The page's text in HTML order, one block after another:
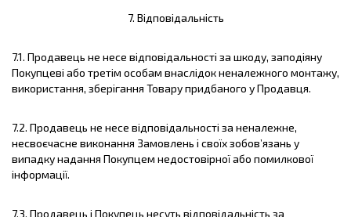
7. Відповідальність
7.1. Продавець не несе відповідальності за шкоду, заподіяну
Покупцеві або третім особам внаслідок неналежного монтажу,
використання, зберігання Товару придбаного у Продавця.
7.2. Продавець не несе відповідальності за неналежне,
несвоєчасне виконання Замовлень і своїх зобов’язань у
випадку надання Покупцем недостовірної або помилкової
інформації.
7.3. Продавець і Покупець несуть відповідальність за